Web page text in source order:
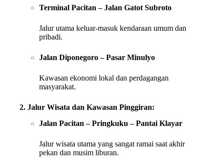
Terminal Pacitan – Jalan Gatot Subroto
Jalur utama keluar-masuk kendaraan umum dan
pribadi.
Jalan Diponegoro – Pasar Minulyo
Kawasan ekonomi lokal dan perdagangan
masyarakat.
2. Jalur Wisata dan Kawasan Pinggiran:
Jalan Pacitan – Pringkuku – Pantai Klayar
Jalur wisata utama yang sangat ramai saat akhir
pekan dan musim liburan.